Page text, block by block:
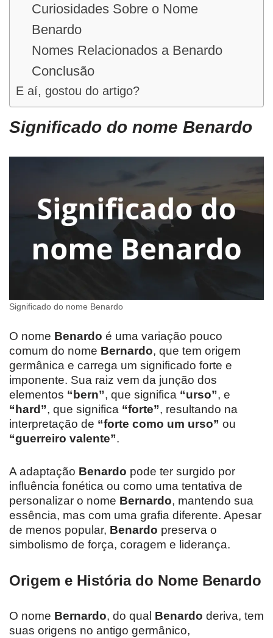
Curiosidades Sobre o Nome
Benardo
Nomes Relacionados a Benardo
Conclusão
E aí, gostou do artigo?
Significado do nome Benardo
Significado do nome Benardo
O nome Benardo é uma variação pouco
comum do nome Bernardo, que tem origem
germânica e carrega um significado forte e
imponente. Sua raiz vem da junção dos
elementos “bern”, que significa “urso”, e
“hard”, que significa “forte”, resultando na
interpretação de “forte como um urso” ou
“guerreiro valente”.
A adaptação Benardo pode ter surgido por
influência fonética ou como uma tentativa de
personalizar o nome Bernardo, mantendo sua
essência, mas com uma grafia diferente. Apesar
de menos popular, Benardo preserva o
simbolismo de força, coragem e liderança.
Origem e História do Nome Benardo
O nome Bernardo, do qual Benardo deriva, tem
suas origens no antigo germânico,